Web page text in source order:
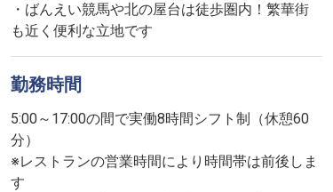
・ばんえい競馬や北の屋台は徒歩圏内！繁華街
も近く便利な立地です
勤務時間
5:00～17:00の間で実働8時間シフト制（休憩60
分）
※レストランの営業時間により時間帯は前後しま
す